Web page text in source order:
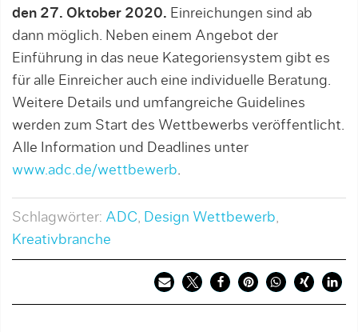
den 27. Oktober 2020. Einreichungen sind ab
dann möglich. Neben einem Angebot der
Einführung in das neue Kategoriensystem gibt es
für alle Einreicher auch eine individuelle Beratung.
Weitere Details und umfangreiche Guidelines
werden zum Start des Wettbewerbs veröffentlicht.
Alle Information und Deadlines unter
www.adc.de/wettbewerb.
Schlagwörter: ADC, Design Wettbewerb,
Kreativbranche